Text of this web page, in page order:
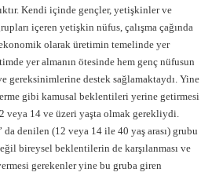
Kendi içinde gençler, yetişkinler ve
içeren yetişkin nüfus, çalışma çağında
olarak üretimin temelinde yer
yer almanın ötesinde hem genç nüfusun
gereksinimlerine destek sağlamaktaydı. Yine
gibi kamusal beklentileri yerine getirmesi
veya 14 ve üzeri yaşta olmak gerekliydi.
da denilen (12 veya 14 ile 40 yaş arası) grubu
bireysel beklentilerin de karşılanması ve
gerekenler yine bu gruba giren